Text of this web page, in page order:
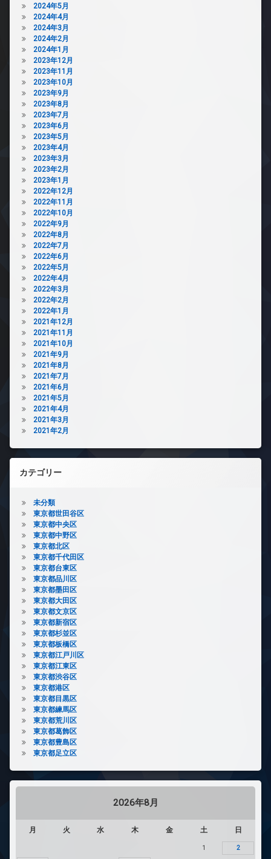
2024年5月
2024年4月
2024年3月
2024年2月
2024年1月
2023年12月
2023年11月
2023年10月
2023年9月
2023年8月
2023年7月
2023年6月
2023年5月
2023年4月
2023年3月
2023年2月
2023年1月
2022年12月
2022年11月
2022年10月
2022年9月
2022年8月
2022年7月
2022年6月
2022年5月
2022年4月
2022年3月
2022年2月
2022年1月
2021年12月
2021年11月
2021年10月
2021年9月
2021年8月
2021年7月
2021年6月
2021年5月
2021年4月
2021年3月
2021年2月
カテゴリー
未分類
東京都世田谷区
東京都中央区
東京都中野区
東京都北区
東京都千代田区
東京都台東区
東京都品川区
東京都墨田区
東京都大田区
東京都文京区
東京都新宿区
東京都杉並区
東京都板橋区
東京都江戸川区
東京都江東区
東京都渋谷区
東京都港区
東京都目黒区
東京都練馬区
東京都荒川区
東京都葛飾区
東京都豊島区
東京都足立区
2026年8月
月 火 水 木 金 土 日
1 2